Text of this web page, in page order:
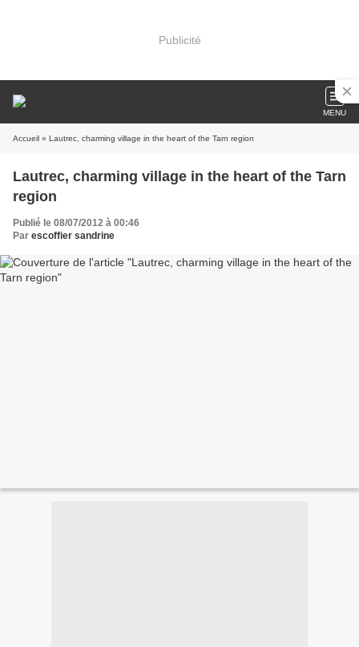
Publicité
MENU
Accueil » Lautrec, charming village in the heart of the Tarn region
Lautrec, charming village in the heart of the Tarn
region
Publié le 08/07/2012 à 00:46
Par escoffier sandrine